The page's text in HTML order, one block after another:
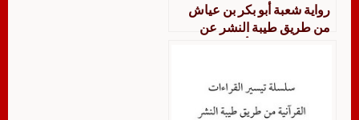
رواية شعبة أبو بكر بن عياش
من طريق طيبة النشر عن